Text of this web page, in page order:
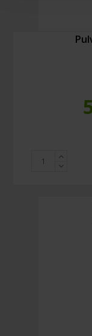
Pulverlöscher